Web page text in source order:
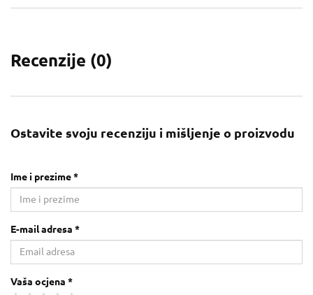
Recenzije (0)
Ostavite svoju recenziju i mišljenje o proizvodu
Ime i prezime *
E-mail adresa *
Vaša ocjena *